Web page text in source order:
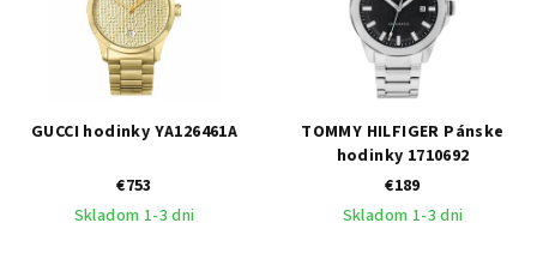
GUCCI hodinky YA126461A
€753
Skladom 1-3 dni
TOMMY HILFIGER Pánske
hodinky 1710692
€189
Skladom 1-3 dni